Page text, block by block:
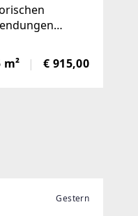
hell
m² € 915,00
Gestern